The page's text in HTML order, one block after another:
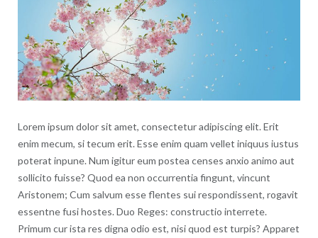
Lorem ipsum dolor sit amet, consectetur adipiscing elit. Erit
enim mecum, si tecum erit. Esse enim quam vellet iniquus iustus
poterat inpune. Num igitur eum postea censes anxio animo aut
sollicito fuisse? Quod ea non occurrentia fingunt, vincunt
Aristonem; Cum salvum esse flentes sui respondissent, rogavit
essentne fusi hostes. Duo Reges: constructio interrete.
Primum cur ista res digna odio est, nisi quod est turpis? Apparet